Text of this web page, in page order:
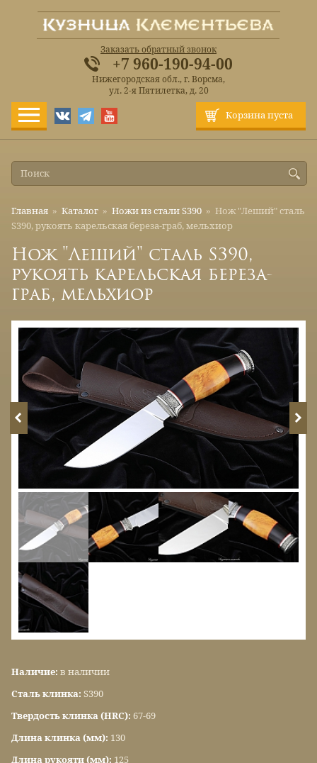
Корзина пуста
Заказать обратный звонок
+7 960-190-94-00
Нижегородская обл., г. Ворсма,
ул. 2-я Пятилетка, д. 20
Главная » Каталог » Ножи из стали S390 » Нож "Леший" сталь
S390, рукоять карельская береза-граб, мельхиор
Нож "Леший" сталь S390,
рукоять карельская береза-
граб, мельхиор
Наличие: в наличии
Сталь клинка: S390
Твердость клинка (HRC): 67-69
Длина клинка (мм): 130
Длина рукояти (мм): 125